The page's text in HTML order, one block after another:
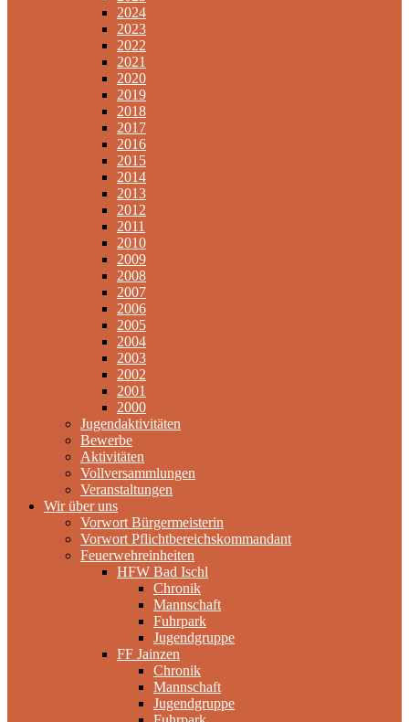
2024
2023
2022
2021
2020
2019
2018
2017
2016
2015
2014
2013
2012
2011
2010
2009
2008
2007
2006
2005
2004
2003
2002
2001
2000
Jugendaktivitäten
Bewerbe
Aktivitäten
Vollversammlungen
Veranstaltungen
Wir über uns
Vorwort Bürgermeisterin
Vorwort Pflichtbereichskommandant
Feuerwehreinheiten
HFW Bad Ischl
Chronik
Mannschaft
Fuhrpark
Jugendgruppe
FF Jainzen
Chronik
Mannschaft
Jugendgruppe